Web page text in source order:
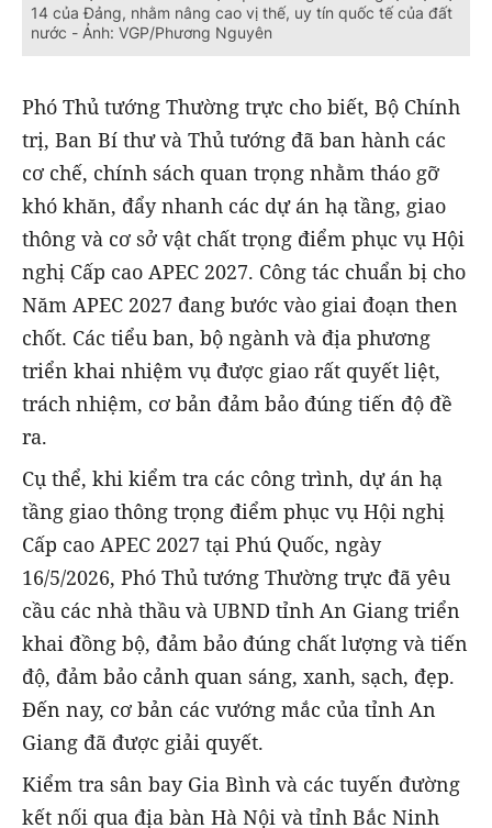
14 của Đảng, nhằm nâng cao vị thế, uy tín quốc tế của đất
nước - Ảnh: VGP/Phương Nguyên
Phó Thủ tướng Thường trực cho biết, Bộ Chính
trị, Ban Bí thư và Thủ tướng đã ban hành các
cơ chế, chính sách quan trọng nhằm tháo gỡ
khó khăn, đẩy nhanh các dự án hạ tầng, giao
thông và cơ sở vật chất trọng điểm phục vụ Hội
nghị Cấp cao APEC 2027. Công tác chuẩn bị cho
Năm APEC 2027 đang bước vào giai đoạn then
chốt. Các tiểu ban, bộ ngành và địa phương
triển khai nhiệm vụ được giao rất quyết liệt,
trách nhiệm, cơ bản đảm bảo đúng tiến độ đề
ra.
Cụ thể, khi kiểm tra các công trình, dự án hạ
tầng giao thông trọng điểm phục vụ Hội nghị
Cấp cao APEC 2027 tại Phú Quốc, ngày
16/5/2026, Phó Thủ tướng Thường trực đã yêu
cầu các nhà thầu và UBND tỉnh An Giang triển
khai đồng bộ, đảm bảo đúng chất lượng và tiến
độ, đảm bảo cảnh quan sáng, xanh, sạch, đẹp.
Đến nay, cơ bản các vướng mắc của tỉnh An
Giang đã được giải quyết.
Kiểm tra sân bay Gia Bình và các tuyến đường
kết nối qua địa bàn Hà Nội và tỉnh Bắc Ninh